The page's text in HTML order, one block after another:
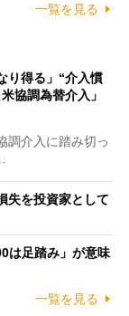
一覧を見る
り得る」“介入慣
協調為替介入」
調介入に踏み切っ
失を投資家として
は足踏み」が意味
一覧を見る